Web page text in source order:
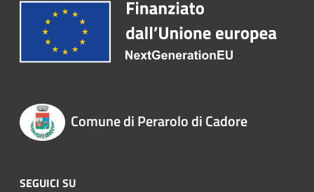
Comune di Perarolo di Cadore
SEGUICI SU